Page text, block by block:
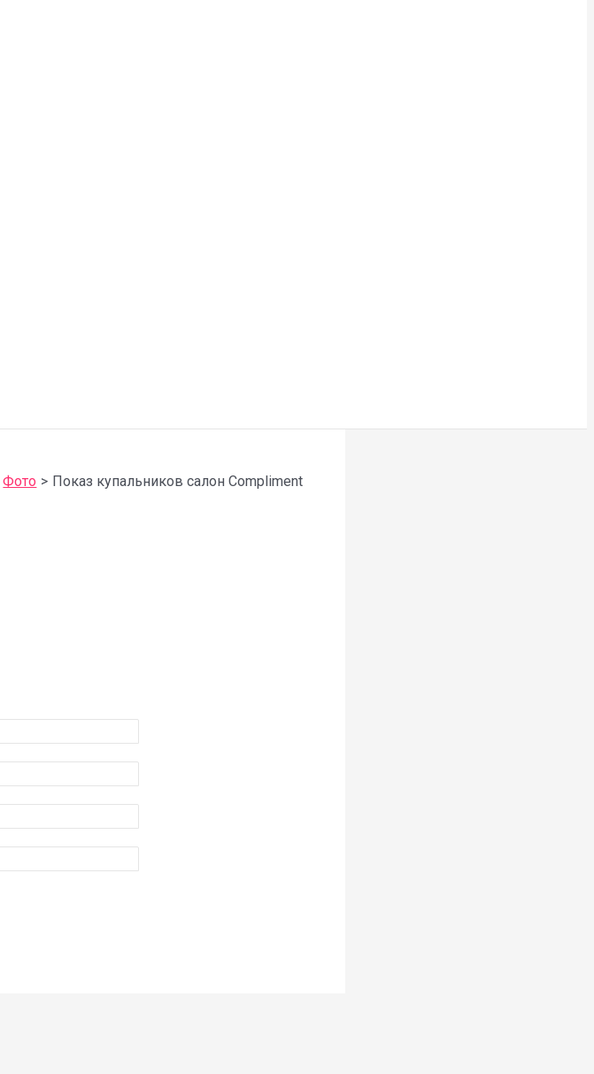
Фото Показ купальников салон Compliment